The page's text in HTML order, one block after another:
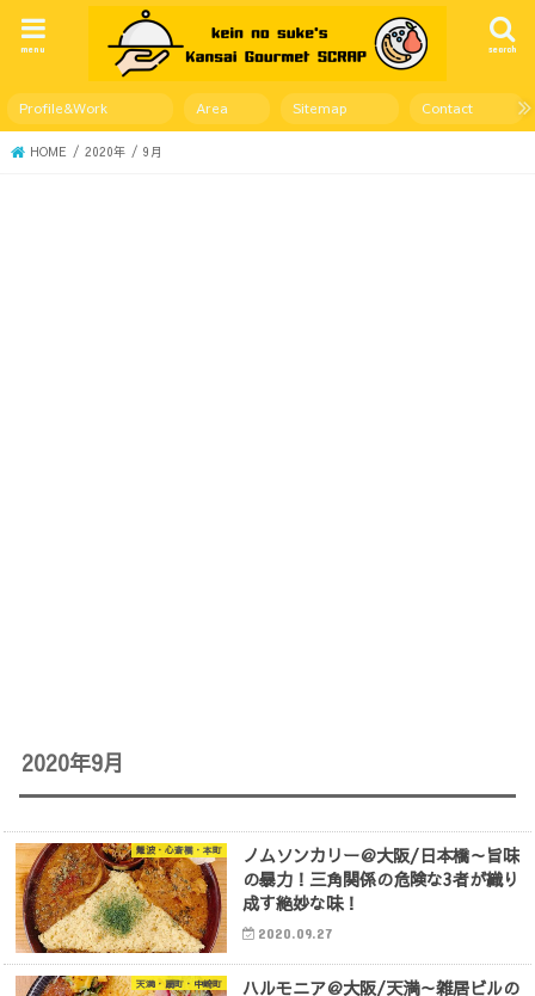
search
menu
Profile&Work Area Sitemap Contact
HOME 2020年 9月
2020年9月
難波・心斎橋・本町
ノムソンカリー＠大阪/日本橋～旨味
の暴力！三角関係の危険な3者が織り
成す絶妙な味！
2020.09.27
天満・扇町・中崎町
ハルモニア＠大阪/天満～雑居ビルの